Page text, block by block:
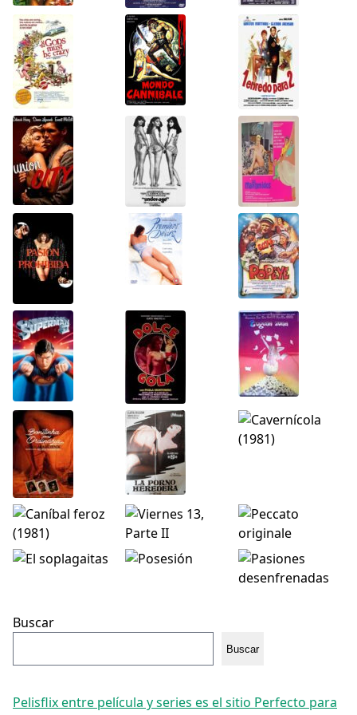
Buscar
Buscar
Pelisflix entre película y series es el sitio Perfecto para